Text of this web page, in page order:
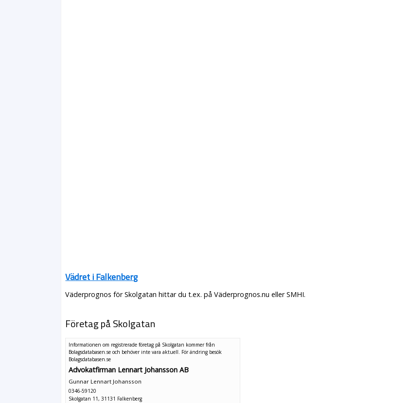
Vädret i Falkenberg
Väderprognos för Skolgatan hittar du t.ex. på Väderprognos.nu eller SMHI.
Företag på Skolgatan
Informationen om registrerade företag på Skolgatan kommer från
Bolagsdatabasen.se och behöver inte vara aktuell. För ändring besök
Bolagsdatabasen.se
Advokatfirman Lennart Johansson AB
Gunnar Lennart Johansson
0346-59120
Skolgatan 11, 31131 Falkenberg